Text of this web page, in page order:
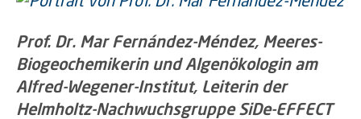
Prof. Dr. Mar Fernández-Méndez, Meeres-
Biogeochemikerin und Algenökologin am
Alfred-Wegener-Institut, Leiterin der
Helmholtz-Nachwuchsgruppe SiDe-EFFECT